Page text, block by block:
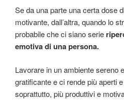
Se da una parte una certa dose
motivante, dall’altra, quando lo
probabile che ci siano serie
emotiva di una persona.
Lavorare in un ambiente sereno
gratificante e ci rende più aperti
soprattutto, più produttivi e